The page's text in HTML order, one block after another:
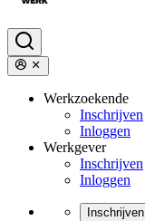
Werkzoekende
Inschrijven
Inloggen
Werkgever
Inschrijven
Inloggen
Inschrijven